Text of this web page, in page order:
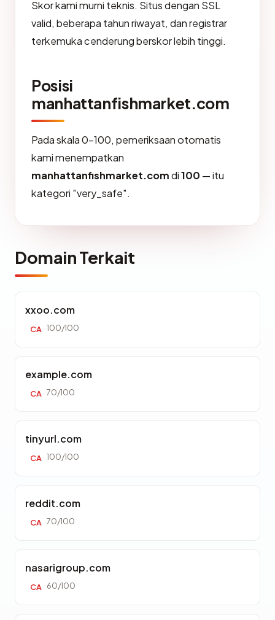
Skor kami murni teknis. Situs dengan SSL
valid, beberapa tahun riwayat, dan registrar
terkemuka cenderung berskor lebih tinggi.
Posisi
manhattanfishmarket.com
Pada skala 0-100, pemeriksaan otomatis
kami menempatkan
manhattanfishmarket.comdi100 — itu
kategori "very_safe".
Domain Terkait
xxoo.com
CA 100/100
example.com
CA 70/100
tinyurl.com
CA 100/100
reddit.com
CA 70/100
nasarigroup.com
CA 60/100